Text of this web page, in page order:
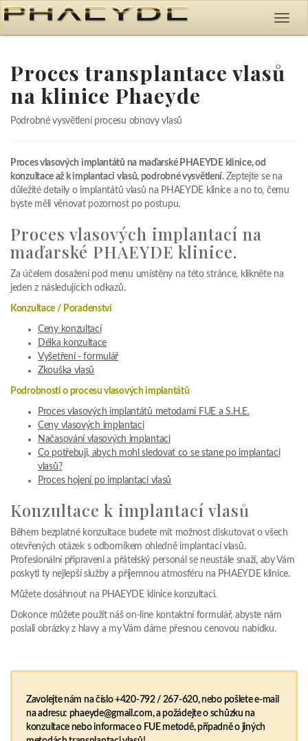
Proces transplantace vlasů
na klinice Phaeyde
Podrobné vysvětlení procesu obnovy vlasů
Proces vlasových implantátů na maďarské PHAEYDE klinice, od
konzultace až k implantaci vlasů, podrobné vysvětlení. Zeptejte se na
důležité detaily o implantátů vlasů na PHAEYDE klinice a no to, čemu
byste měli věnovat pozornost po postupu.
Proces vlasových implantací na
maďarské PHAEYDE klinice.
Za účelem dosažení pod menu umístěny na této stránce, klikněte na
jeden z následujících odkazů.
Konzultace / Poradenství
Ceny konzultací
Délka konzultace
Vyšetření - formulář
Zkouška vlasů
Podrobnosti o procesu vlasových implantátů
Proces vlasových implantátů metodami FUE a S.H.E.
Ceny vlasových implantaci
Načasování vlasových implantaci
Co potřebuji, abych mohl sledovat co se stane po implantaci
vlasů?
Proces hojení po implantaci vlasů
Konzultace k implantací vlasů
Během bezplatné konzultace budete mít možnost diskutovat o všech
otevřených otázek s odborníkem ohledně implantací vlasů.
Profesionální připraveni a přátelský personál se neustále snaží, aby Vám
poskytl ty nejlepší služby a příjemnou atmosféru na PHAEYDE klinice.
Můžete dosáhnout na PHAEYDE klinice konzultaci.
Dokonce můžete použít náš on-line kontaktní formulář, abyste nám
poslali obrázky z hlavy a my Vám dáme přesnou cenovou nabídku.
Zavolejte nám na číslo +420-792 / 267-620, nebo pošlete e-mail
na adresu: phaeyde@gmail.com, a požádejte o schůzku na
konzultace nebo informace o FUE metodě, případně o jiných